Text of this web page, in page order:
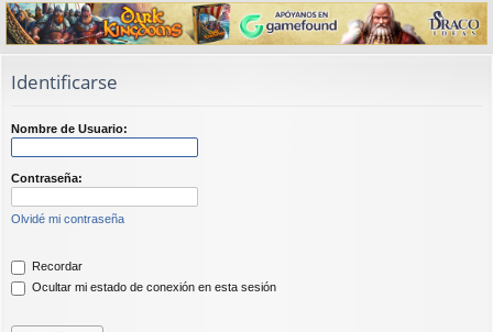
es
rá
pi
s
fic
ar
ra
rs
s
c
Identificarse
Nombre de Usuario:
Contraseña:
Olvidé mi contraseña
Recordar
Ocultar mi estado de conexión en esta sesión